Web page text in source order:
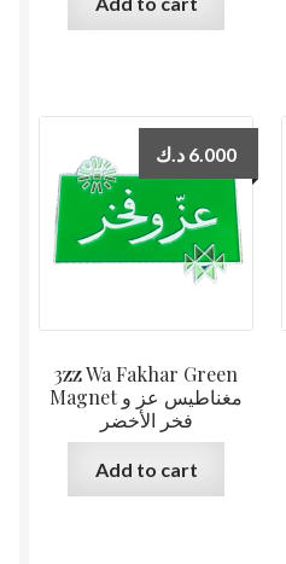
3zz Wa Fakhar Green
Magnet مغناطيس عز و
فخر الأخضر
6.000 د.ك
Add to cart